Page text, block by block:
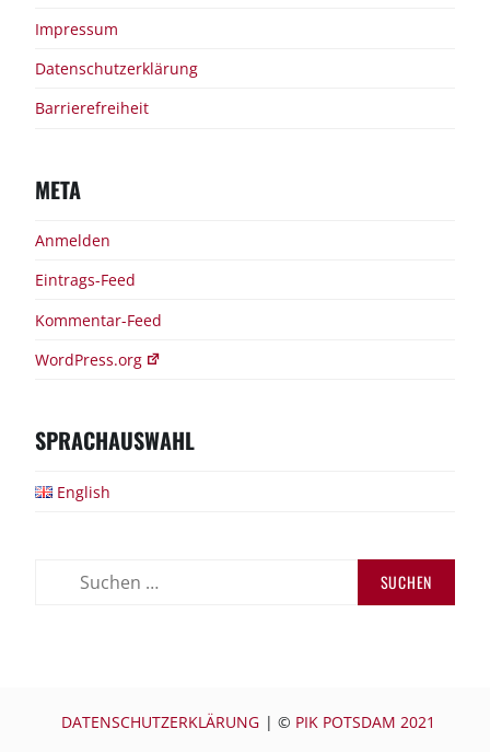
Impressum
Datenschutzerklärung
Barrierefreiheit
META
Anmelden
Eintrags-Feed
Kommentar-Feed
WordPress.org
SPRACHAUSWAHL
English
DATENSCHUTZERKLÄRUNG | © PIK POTSDAM 2021